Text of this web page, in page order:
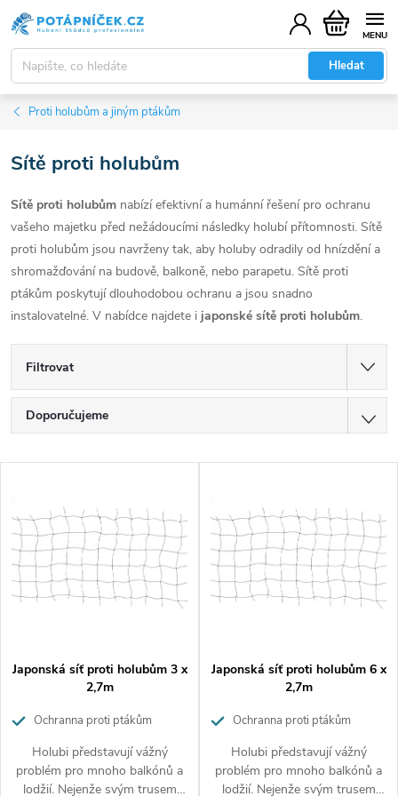
Přejít
na
obsah
Hledat
Nákupní
košík
Proti holubům a jiným ptákům
Sítě proti holubům
Sítě proti holubům nabízí efektivní a humánní řešení pro ochranu
vašeho majetku před nežádoucími následky holubí přítomnosti. Sítě
proti holubům jsou navrženy tak, aby holuby odradily od hnízdění a
shromažďování na budově, balkoně, nebo parapetu. Sítě proti
ptákům poskytují dlouhodobou ochranu a jsou snadno
instalovatelné. V nabídce najdete i japonské sítě proti holubům.
Filtrovat
a
í
p
r
o
k
Doporučujeme
Nejprodávanější
Abecedně
p
i
s
p
u
t
Japonská síť proti holubům 3 x
2,7m
Ochranna proti ptákům
Holubi představují vážný
problém pro mnoho balkónů a
lodžií. Nejenže svým trusem
Japonská síť proti holubům 6 x
2,7m
Ochranna proti ptákům
Holubi představují vážný
problém pro mnoho balkónů a
lodžií. Nejenže svým trusem